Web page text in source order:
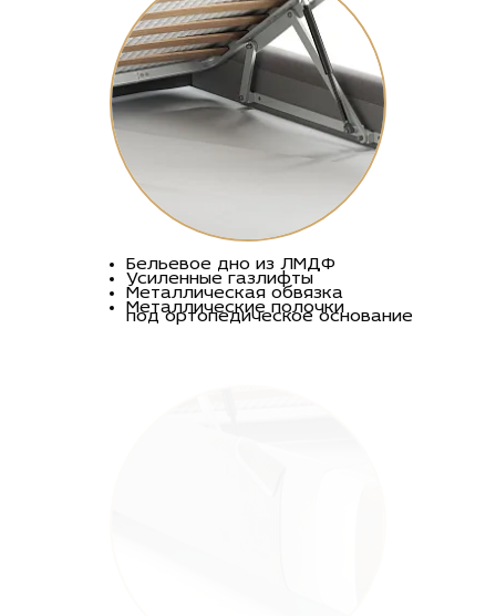
Бельевое дно из ЛМДФ
Усиленные газлифты
Металлическая обвязка
Металлические полочки
под ортопедическое основание